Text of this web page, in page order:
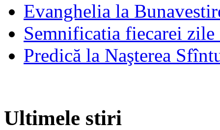
Evanghelia la
Semnificatia fiecarei
Predică la Naşterea
Ultimele stiri